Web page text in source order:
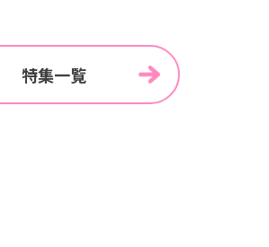
特集一覧